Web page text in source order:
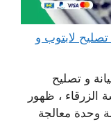
مهندس كمبيوتر الضباعية 65511033 تصليح لابتوب و
و تصليح
الزرقاء ، ظهور
وحدة معالجة